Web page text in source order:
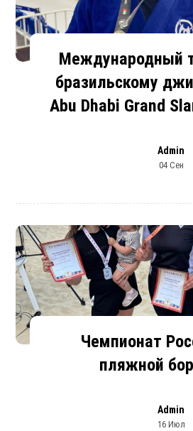
Международный
бразильскому
Abu Dhabi Grand
Admin
04 Сен
Чемпионат
пляжной
Admin
16 Июл